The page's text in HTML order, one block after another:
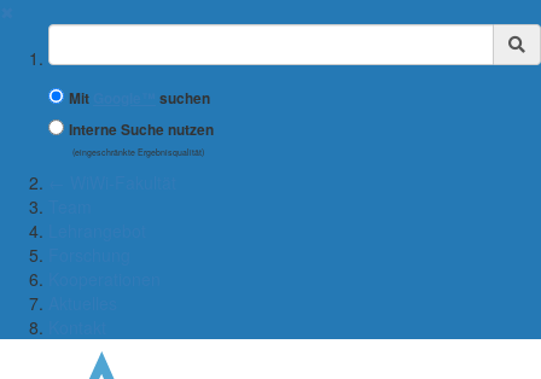
Suchbegriff
Mit
suchen
Interne Suche nutzen
(eingeschränkte Ergebnisqualität)